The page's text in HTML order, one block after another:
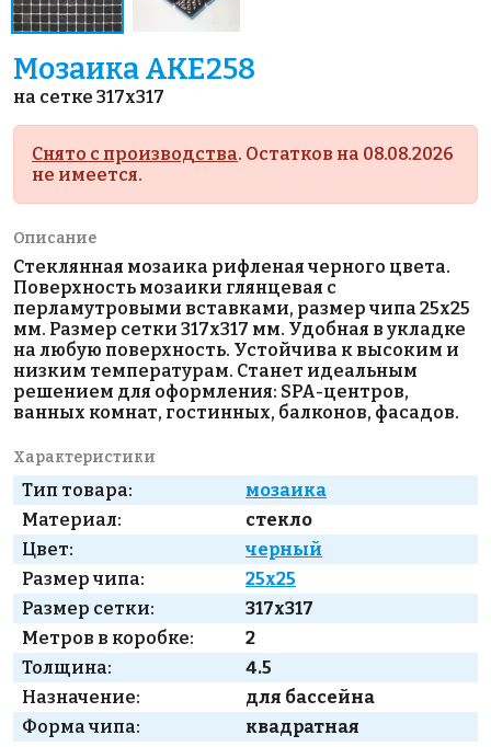
Мозаика AKE258
на сетке 317x317
Снято с производства. Остатков на 08.08.2026
не имеется.
Описание
Стеклянная мозаика рифленая черного цвета.
Поверхность мозаики глянцевая с
перламутровыми вставками, размер чипа 25х25
мм. Размер сетки 317х317 мм. Удобная в укладке
на любую поверхность. Устойчива к высоким и
низким температурам. Станет идеальным
решением для оформления: SPA-центров,
ванных комнат, гостинных, балконов, фасадов.
Характеристики
Тип товара:
мозаика
Материал:
стекло
Цвет:
черный
Размер чипа:
25x25
Размер сетки:
317x317
Метров в коробке:
2
Толщина:
4.5
Назначение:
для бассейна
Форма чипа:
квадратная